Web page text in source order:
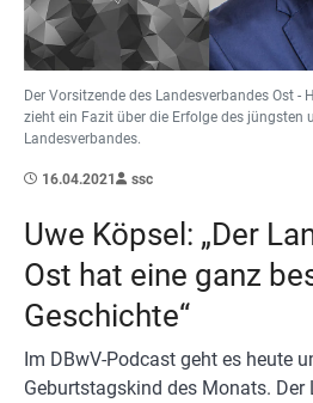
Der Vorsitzende des Landesverbandes Ost -
zieht ein Fazit über die Erfolge des jüngsten
Landesverbandes.
16.04.2021 ssc
Uwe Köpsel: „Der
Ost hat eine ganz
Geschichte“
Im DBwV-Podcast geht es heute
Geburtstagskind des Monats. Der